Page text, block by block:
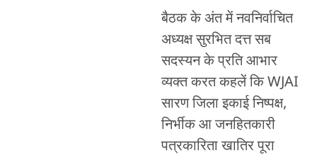
बैठक के अंत में नवनिर्वाचित
अध्यक्ष सुरभित दत्त सब
सदस्यन के प्रति आभार
व्यक्त करत कहलें कि WJAI
सारण जिला इकाई निष्पक्ष,
निर्भीक आ जनहितकारी
पत्रकारिता खातिर पूरा